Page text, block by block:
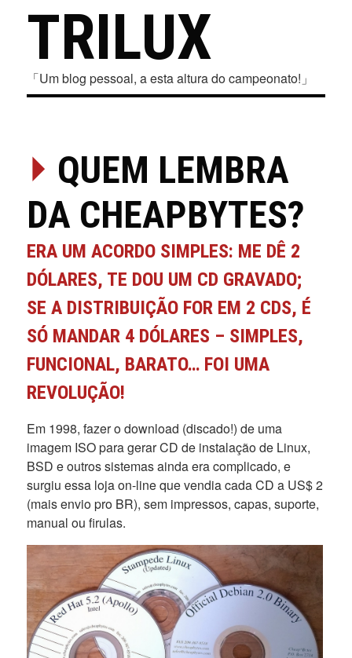
TRILUX
「Um blog pessoal, a esta altura do campeonato!」
⏵ QUEM LEMBRA
DA CHEAPBYTES?
ERA UM ACORDO SIMPLES: ME DÊ 2
DÓLARES, TE DOU UM CD GRAVADO;
SE A DISTRIBUIÇÃO FOR EM 2 CDS, É
SÓ MANDAR 4 DÓLARES – SIMPLES,
FUNCIONAL, BARATO… FOI UMA
REVOLUÇÃO!
Em 1998, fazer o download (discado!) de uma
imagem ISO para gerar CD de instalação de Linux,
BSD e outros sistemas ainda era complicado, e
surgiu essa loja on-line que vendia cada CD a US$ 2
(mais envio pro BR), sem impressos, capas, suporte,
manual ou firulas.